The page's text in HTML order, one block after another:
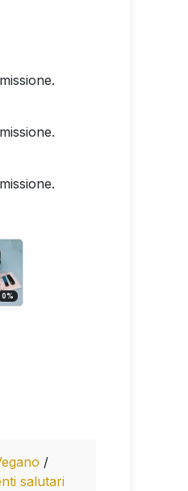
0%
/
salutari